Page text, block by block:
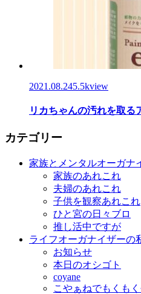
2021.08.245.5kview
リカちゃんの汚れを取る
カテゴリー
家族とメンタルオーガナ
家族のあれこれ
夫婦のあれこれ
子供を観察あれこれ
ひと宮の日々ブロ
推し活中ですが
ライフオーガナイザーの
お知らせ
本日のオシゴト
coyane
こやぁねでもくも